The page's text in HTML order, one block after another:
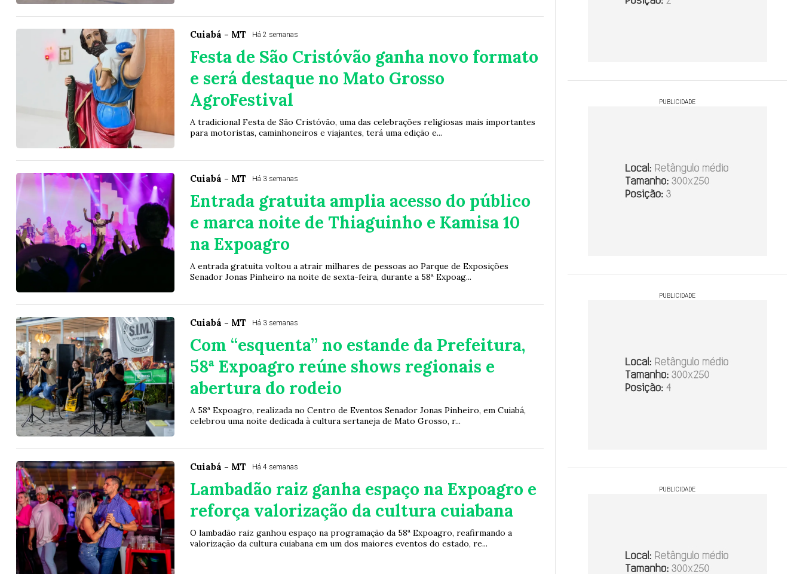
Cuiabá - MT Há 2 semanas
Festa de São Cristóvão ganha novo formato
e será destaque no Mato Grosso
AgroFestival
A tradicional Festa de São Cristóvão, uma das celebrações religiosas mais importantes
para motoristas, caminhoneiros e viajantes, terá uma edição e...
Cuiabá - MT Há 3 semanas
Entrada gratuita amplia acesso do público
e marca noite de Thiaguinho e Kamisa 10
na Expoagro
A entrada gratuita voltou a atrair milhares de pessoas ao Parque de Exposições
Senador Jonas Pinheiro na noite de sexta-feira, durante a 58ª Expoag...
Cuiabá - MT Há 3 semanas
Com “esquenta” no estande da Prefeitura,
58ª Expoagro reúne shows regionais e
abertura do rodeio
A 58ª Expoagro, realizada no Centro de Eventos Senador Jonas Pinheiro, em Cuiabá,
celebrou uma noite dedicada à cultura sertaneja de Mato Grosso, r...
Cuiabá - MT Há 4 semanas
Lambadão raiz ganha espaço na Expoagro e
reforça valorização da cultura cuiabana
O lambadão raiz ganhou espaço na programação da 58ª Expoagro, reafirmando a
valorização da cultura cuiabana em um dos maiores eventos do estado, re...
PUBLICIDADE
PUBLICIDADE
PUBLICIDADE